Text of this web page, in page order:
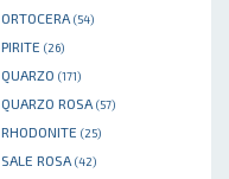
ORTOCERA (54)
PIRITE (26)
QUARZO (171)
QUARZO ROSA (57)
RHODONITE (25)
SALE ROSA (42)